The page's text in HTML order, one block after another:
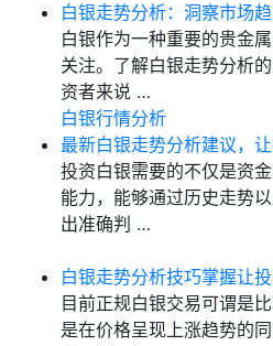
白银走势分析：洞察市场
白银作为一种重要的贵金
关注。了解白银走势分析
资者来说 …
白银行情分析
最新白银走势分析建议，
投资白银需要的不仅是资
能力，能够通过历史走势
出准确判 …
白银走势分析技巧掌握让
目前正规白银交易可谓是
是在价格呈现上涨趋势的